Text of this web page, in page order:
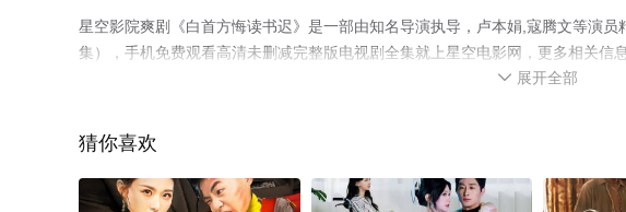
星空影院爽剧《白首方悔读书迟》是一部由知名导演执导，卢本娟,寇腾文等演
集），手机免费观看高清未删减完整版电视剧全集就上星空电影网，更多相关信
 展开全部
猜你喜欢